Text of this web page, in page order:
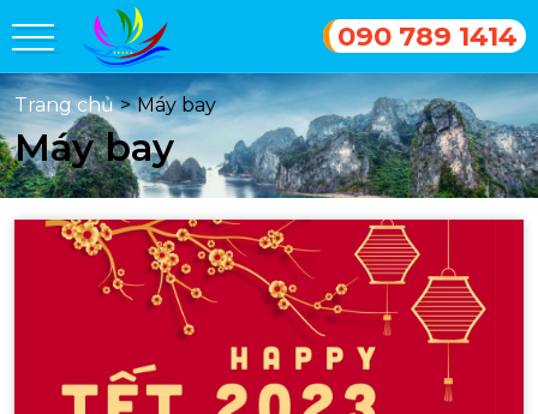
090 789 1414
Trang chủ > Máy bay
Máy bay